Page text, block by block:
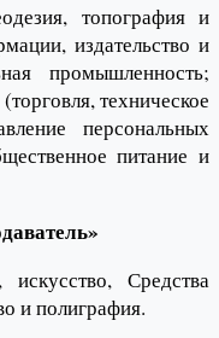
топография и
издательство и
промышленность;
техническое
персональных
питание и
Средства
и полиграфия.